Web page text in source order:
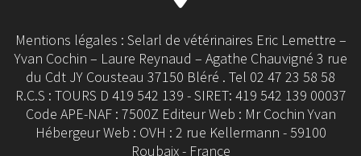
Mentions légales : Selarl de vétérinaires Eric Lemettre –
Yvan Cochin – Laure Reynaud – Agathe Chauvigné 3 rue
du Cdt JY Cousteau 37150 Bléré . Tel 02 47 23 58 58
R.C.S : TOURS D 419 542 139 - SIRET: 419 542 139 00037
Code APE-NAF : 7500Z Editeur Web : Mr Cochin Yvan
Hébergeur Web : OVH : 2 rue Kellermann - 59100
Roubaix - France